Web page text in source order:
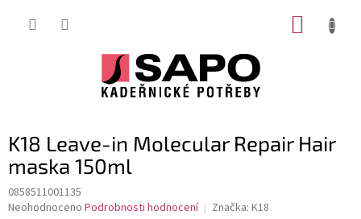
K18 Leave-in Molecular Repair Hair
maska 150ml
0858511001135
Průměrné
Neohodnoceno Podrobnosti hodnocení Značka: K18